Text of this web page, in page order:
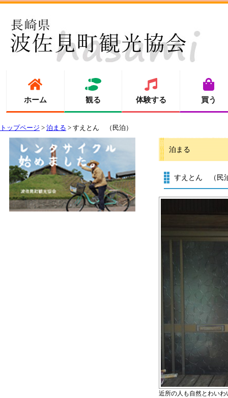
ホーム 観る 体験する 買う
トップページ > 泊まる > すえとん （民泊）
泊まる
すえとん （民
近所の人も自然とわい